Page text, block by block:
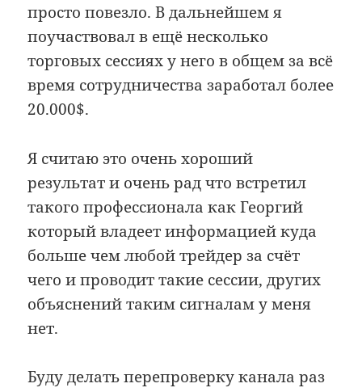
просто повезло. В дальнейшем я
поучаствовал в ещё несколько
торговых сессиях у него в общем за всё
время сотрудничества заработал более
20.000$.
Я считаю это очень хороший
результат и очень рад что встретил
такого профессионала как Георгий
который владеет информацией куда
больше чем любой трейдер за счёт
чего и проводит такие сессии, других
объяснений таким сигналам у меня
нет.
Буду делать перепроверку канала раз